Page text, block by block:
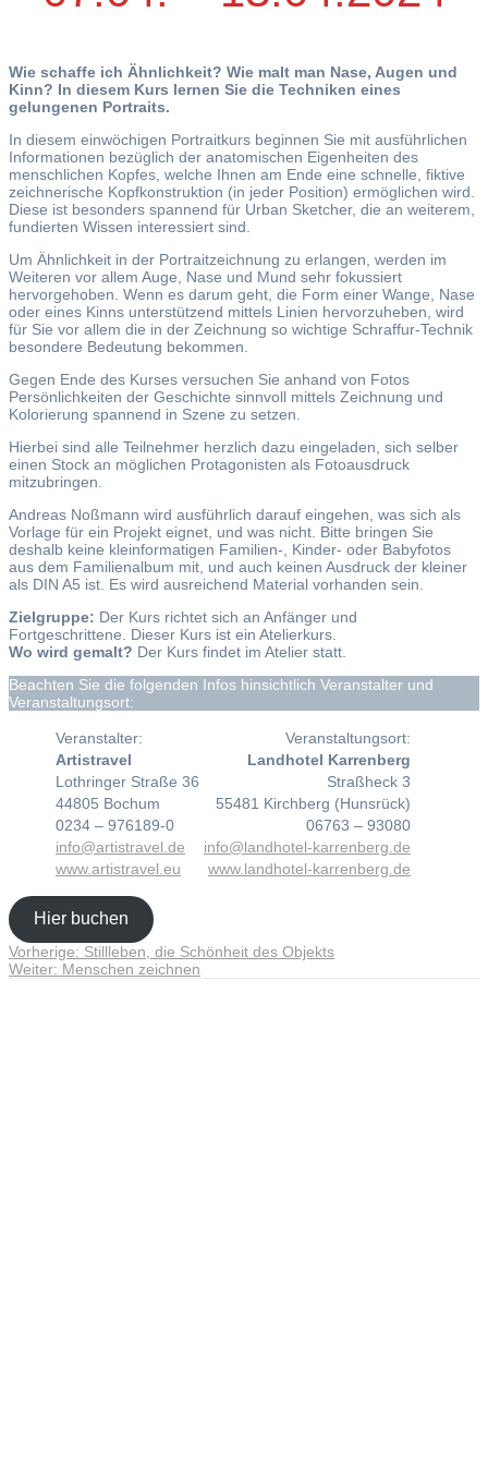
Wie schaffe ich Ähnlichkeit? Wie malt man Nase, Augen und
Kinn? In diesem Kurs lernen Sie die Techniken eines
gelungenen Portraits.
In diesem einwöchigen Portraitkurs beginnen Sie mit ausführlichen
Informationen bezüglich der anatomischen Eigenheiten des
menschlichen Kopfes, welche Ihnen am Ende eine schnelle, fiktive
zeichnerische Kopfkonstruktion (in jeder Position) ermöglichen wird.
Diese ist besonders spannend für Urban Sketcher, die an weiterem,
fundierten Wissen interessiert sind.
Um Ähnlichkeit in der Portraitzeichnung zu erlangen, werden im
Weiteren vor allem Auge, Nase und Mund sehr fokussiert
hervorgehoben. Wenn es darum geht, die Form einer Wange, Nase
oder eines Kinns unterstützend mittels Linien hervorzuheben, wird
für Sie vor allem die in der Zeichnung so wichtige Schraffur-Technik
besondere Bedeutung bekommen.
Gegen Ende des Kurses versuchen Sie anhand von Fotos
Persönlichkeiten der Geschichte sinnvoll mittels Zeichnung und
Kolorierung spannend in Szene zu setzen.
Hierbei sind alle Teilnehmer herzlich dazu eingeladen, sich selber
einen Stock an möglichen Protagonisten als Fotoausdruck
mitzubringen.
Andreas Noßmann wird ausführlich darauf eingehen, was sich als
Vorlage für ein Projekt eignet, und was nicht. Bitte bringen Sie
deshalb keine kleinformatigen Familien-, Kinder- oder Babyfotos
aus dem Familienalbum mit, und auch keinen Ausdruck der kleiner
als DIN A5 ist. Es wird ausreichend Material vorhanden sein.
Zielgruppe: Der Kurs richtet sich an Anfänger und
Fortgeschrittene. Dieser Kurs ist ein Atelierkurs.
Wo wird gemalt? Der Kurs findet im Atelier statt.
Beachten Sie die folgenden Infos hinsichtlich Veranstalter und
Veranstaltungsort:
Veranstalter:
Veranstaltungsort:
Artistravel
Landhotel Karrenberg
Lothringer Straße 36
Straßheck 3
44805 Bochum
55481 Kirchberg (Hunsrück)
0234 – 976189-0
06763 – 93080
info@artistravel.de
info@landhotel-karrenberg.de
www.artistravel.eu
www.landhotel-karrenberg.de
Hier buchen
Beitragsnavigation
Vorherige: Vorheriger
Beitrag:
Stillleben, die Schönheit des Objekts
Weiter: Nächster
Menschen zeichnen